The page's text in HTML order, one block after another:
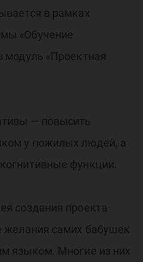
в рамках
«Обучение
модуль «Проектная
— повысить
у пожилых людей, а
функции.
создания проекта
желания самих бабушек
языком. Многие из них